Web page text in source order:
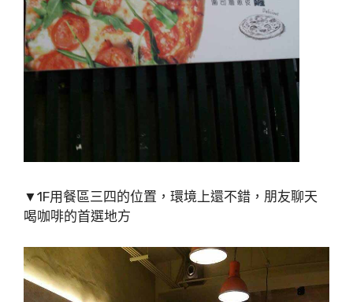
▼1F用餐區三四的位置，環境上還不錯，朋友聊天
喝咖啡的首選地方